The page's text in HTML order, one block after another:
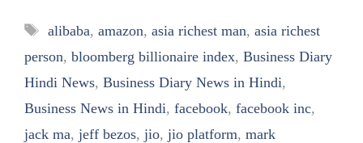
Tags
alibaba, amazon, asia richest man, asia richest
person, bloomberg billionaire index, Business Diary
Hindi News, Business Diary News in Hindi,
Business News in Hindi, facebook, facebook inc,
jack ma, jeff bezos, jio, jio platform, mark